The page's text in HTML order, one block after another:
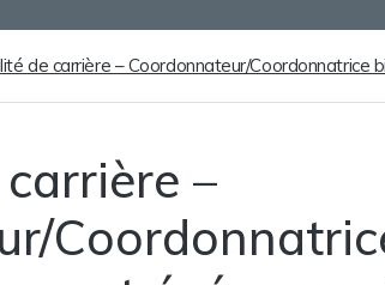
de carrière – Coordonnateur/Coordonnatrice
–